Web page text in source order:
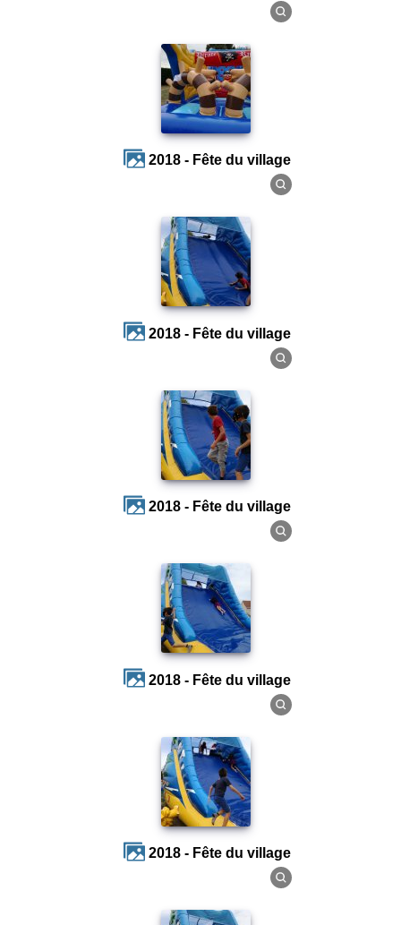
2018 - Fête du village
2018 - Fête du village
2018 - Fête du village
2018 - Fête du village
2018 - Fête du village